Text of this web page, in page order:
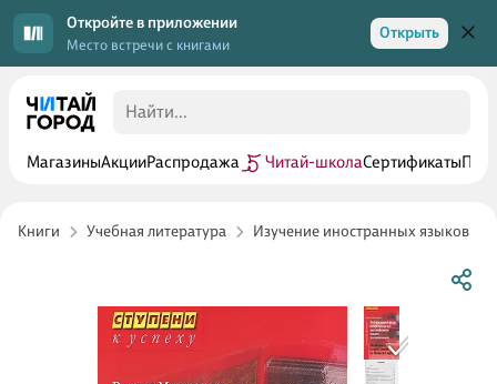
Откройте в приложении
Место встречи с книгами
Открыть
МагазиныАкцииРаспродажа Читай-школаСертификаты
Книги Учебная литература Изучение иностранных языков